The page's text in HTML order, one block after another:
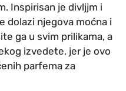
Inspirisan je divljjm i
dolazi njegova moćna i
ga u svim prilikama, a
izvedete, jer je ovo
parfema za